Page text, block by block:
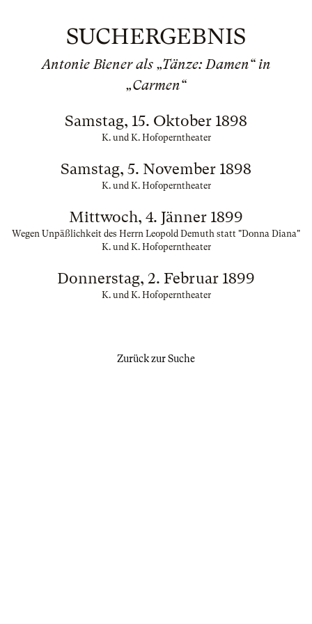
SUCHERGEBNIS
Antonie Biener als „Tänze: Damen“ in
„Carmen“
Samstag, 15. Oktober 1898
K. und K. Hofoperntheater
Samstag, 5. November 1898
K. und K. Hofoperntheater
Mittwoch, 4. Jänner 1899
Wegen Unpäßlichkeit des Herrn Leopold Demuth statt "Donna Diana"
K. und K. Hofoperntheater
Donnerstag, 2. Februar 1899
K. und K. Hofoperntheater
Zurück zur Suche